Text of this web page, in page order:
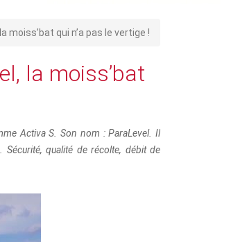
moiss’bat qui n’a pas le vertige !
la moiss’bat
Activa S. Son nom : ParaLevel. Il
qualité de récolte, débit de